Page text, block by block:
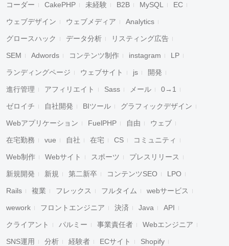
コーダー CakePHP 未経験 B2B MySQL EC
ウェブデザイン ウェブメディア Analytics
グロースハック データ分析 リスティング広告
SEM Adwords コンテンツ制作 instagram LP
ランディングページ ウェブサイト js 開発
進行管理 アフィリエイト Sass メール 0→1
ゼロイチ 自社開発 BIツール グラフィックデザイン
Webアプリケーション FuelPHP 自由 ウェブ
在宅勤務 vue 自社 在宅 CS コミュニティ
Web制作 Webサイト スポーツ プレスリリース
新規開発 新規 第二新卒 コンテンツSEO LPO
Rails 複業 フレックス フルタイム webサービス
wework フロントエンジニア 決済 Java API
クライアント パルミー 事業責任者 Webエンジニア
SNS運用 分析 経験者 ECサイト Shopify